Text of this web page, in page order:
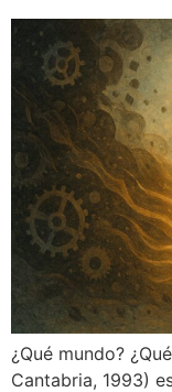
¿Qué mundo?
Cantabria, 1993)